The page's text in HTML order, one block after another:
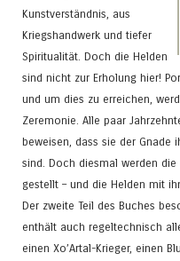
Kunstverständnis, aus
Kriegshandwerk und tiefer
Spiritualität. Doch die Helden
sind nicht zur Erholung hier!
und um dies zu erreichen,
Zeremonie. Alle paar
beweisen, dass sie der Gnade
sind. Doch diesmal werden die
gestellt – und die Helden mit
Der zweite Teil des Buches
enthält auch regeltechnisch
einen Xo’Artal-Krieger, einen